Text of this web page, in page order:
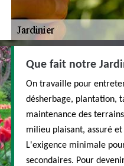
Que fait notre
On travaille pour
désherbage, plantation,
maintenance des
milieu plaisant, assuré
L'exigence minimale
secondaires. Pour